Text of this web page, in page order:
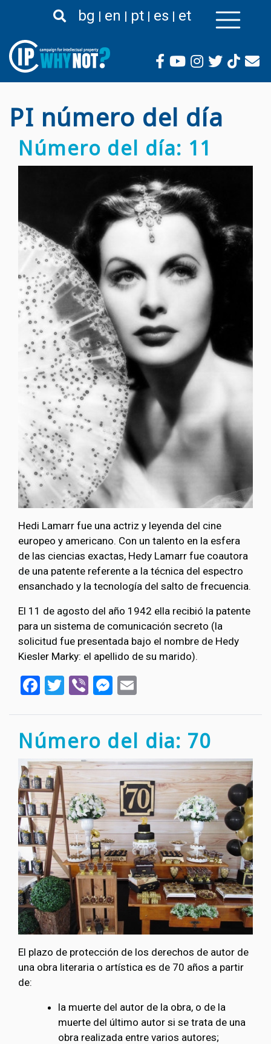
al
principal
bg en pt es et
PI número del día
Número del día: 11
Hedi Lamarr fue una actriz y leyenda del cine
europeo y americano. Con un talento en la esfera
de las ciencias exactas, Hedy Lamarr fue coautora
de una patente referente a la técnica del espectro
ensanchado y la tecnología del salto de frecuencia.
El 11 de agosto del año 1942 ella recibió la patente
para un sistema de comunicación secreto (la
solicitud fue presentada bajo el nombre de Hedy
Kiesler Marky: el apellido de su marido).
Facebook
Twitter
ViberMessenger
Número del dia: 70
El plazo de protección de los derechos de autor de
una obra literaria o artística es de 70 años a partir
de:
la muerte del autor de la obra, o de la
muerte del último autor si se trata de una
obra realizada entre varios autores;